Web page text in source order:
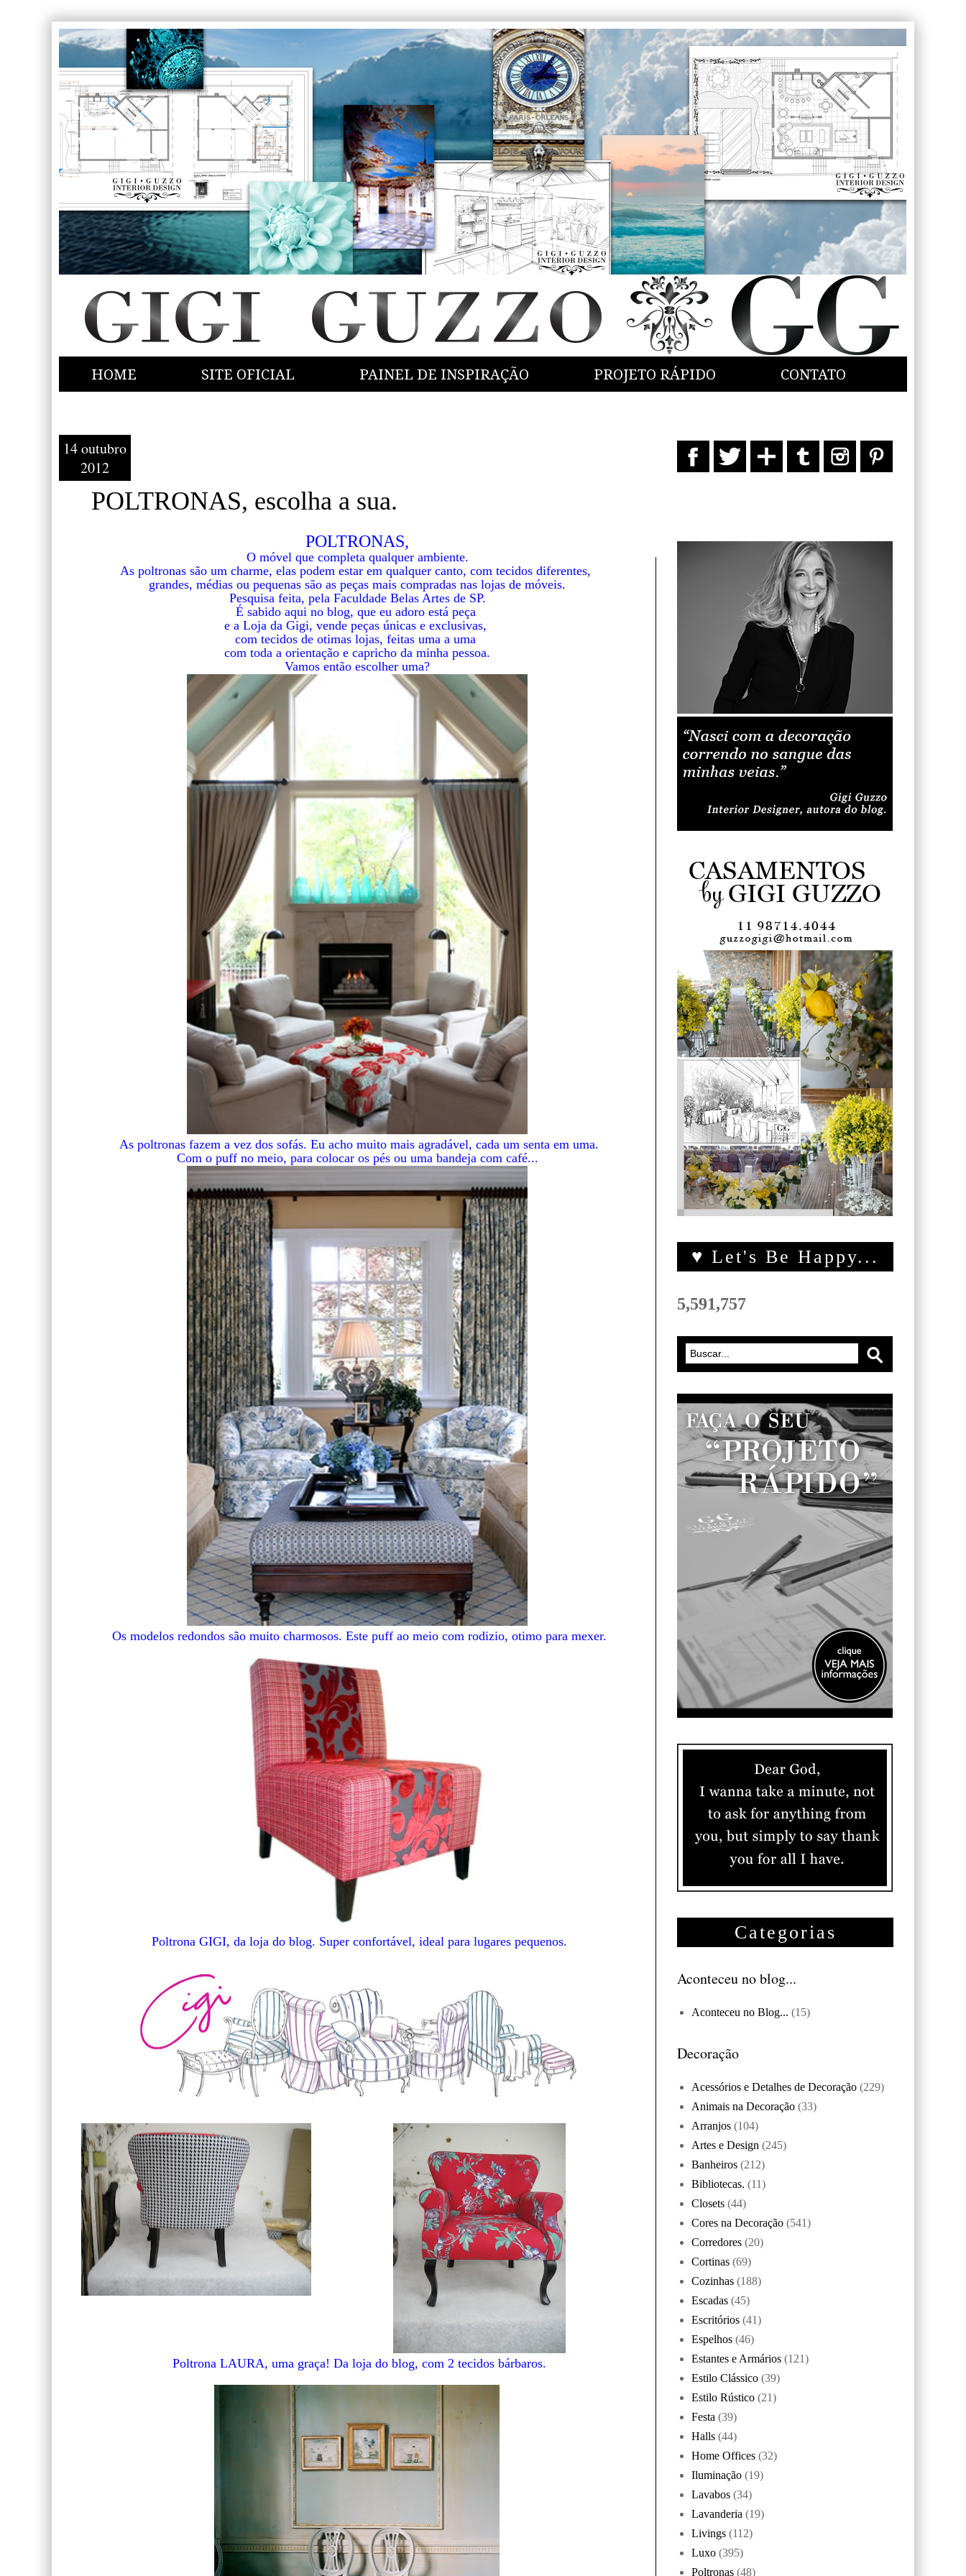
HOME SITE OFICIAL PAINEL DE INSPIRAÇÃO PROJETO RÁPIDO CONTATO
14 outubro
2012
POLTRONAS, escolha a sua.
POLTRONAS,
O móvel que completa qualquer ambiente.
As poltronas são um charme, elas podem estar em qualquer canto, com tecidos diferentes,
grandes, médias ou pequenas são as peças mais compradas nas lojas de móveis.
Pesquisa feita, pela Faculdade Belas Artes de SP.
É sabido aqui no blog, que eu adoro está peça
e a Loja da Gigi, vende peças únicas e exclusivas,
com tecidos de otimas lojas, feitas uma a uma
com toda a orientação e capricho da minha pessoa.
Vamos então escolher uma?
As poltronas fazem a vez dos sofás. Eu acho muito mais agradável, cada um senta em uma.
Com o puff no meio, para colocar os pés ou uma bandeja com café...
Os modelos redondos são muito charmosos. Este puff ao meio com rodizio, otimo para mexer.
Poltrona GIGI, da loja do blog. Super confortável, ideal para lugares pequenos.
Poltrona LAURA, uma graça! Da loja do blog, com 2 tecidos bárbaros.
♥ Let's Be Happy...
5,591,757
Categorias
Aconteceu no blog...
Aconteceu no Blog... (15)
Decoração
Acessórios e Detalhes de Decoração (229)
Animais na Decoração (33)
Arranjos (104)
Artes e Design (245)
Banheiros (212)
Bibliotecas. (11)
Closets (44)
Cores na Decoração (541)
Corredores (20)
Cortinas (69)
Cozinhas (188)
Escadas (45)
Escritórios (41)
Espelhos (46)
Estantes e Armários (121)
Estilo Clássico (39)
Estilo Rústico (21)
Festa (39)
Halls (44)
Home Offices (32)
Iluminação (19)
Lavabos (34)
Lavanderia (19)
Livings (112)
Luxo (395)
Poltronas (48)